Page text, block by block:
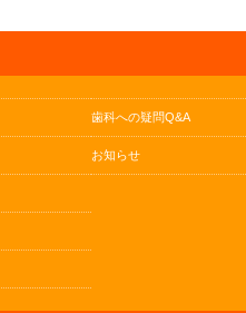
歯科への疑問Q&A
お知らせ